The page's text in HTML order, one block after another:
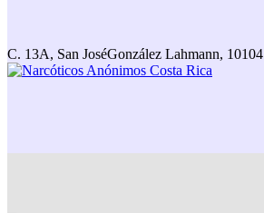
C. 13A, San JoséGonzález Lahmann, 10104